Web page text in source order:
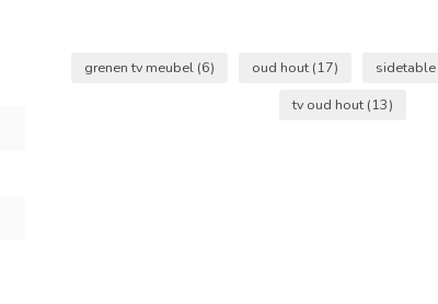
grenen tv meubel (6) oud hout (17) sidetable
tv oud hout (13)